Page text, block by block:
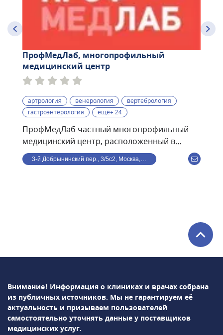
ПрофМедЛаб, многопрофильный
медицинский центр
артрология венерология
вертебрология
гастроэнтерология
ещё+ 24
ПрофМедЛаб частный многопрофильный
медицинский центр, расположенный в
центре Москвы, в 8 минутах ходьбы от ст. м.
Улица 1905 года. В клинике ведут прием по
эндокринология и др. Среди используемых в
клинике методов диагностики: УЗИ, рентген,
ПрофМедЛаб можно пройти профосмотр и
оформить медицинскую книжку.
3-й Добрынинский пер., 3/5с2, Москва, Россия
Внимание! Информация о клиниках и врачах собрана
из публичных источников. Мы не гарантируем её
актуальность и призываем пользователей
самостоятельно уточнять данные у поставщиков
медицинских услуг.